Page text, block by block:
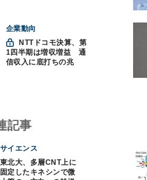
企業動向
1四半期は増収増益 通
信収入に底打ちの兆
記事
サイエンス
東北大、多層CNT上に
固定したキネシンで微